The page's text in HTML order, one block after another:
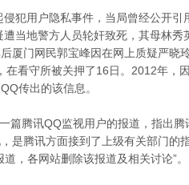
犯用户隐私事件，当局曾经公开引
当地警方人员轮奸致死，其母林秀
厦门网民郭宝峰因在网上质疑严晓
在看守所被关押了16日。2012年，
传出的该信息。
篇腾讯QQ监视用户的报道，指出
是腾讯方面接到了上级有关部门的
，各网站删除该报道及相关讨论”。